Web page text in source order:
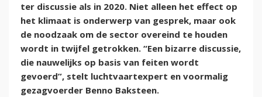
ter discussie als in 2020. Niet alleen het effect op
het klimaat is onderwerp van gesprek, maar ook
de noodzaak om de sector overeind te houden
wordt in twijfel getrokken. “Een bizarre discussie,
die nauwelijks op basis van feiten wordt
gevoerd”, stelt luchtvaartexpert en voormalig
gezagvoerder Benno Baksteen.